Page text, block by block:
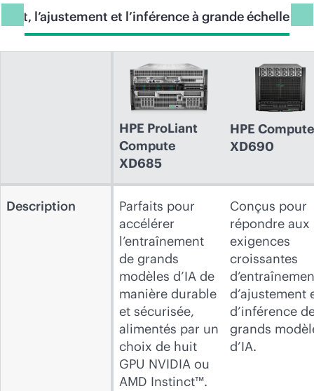
l’ajustement et l’inférence à grande échelle
HPE ProLiant
Compute
XD685
HPE Compute
XD690
Description
Parfaits pour
accélérer
l’entraînement
de grands
modèles d’IA de
manière durable
et sécurisée,
alimentés par un
choix de huit
GPU NVIDIA ou
AMD Instinct™.
Conçus pour
répondre aux
exigences
croissantes
d’ajustement
d’inférence
grands
d’IA.